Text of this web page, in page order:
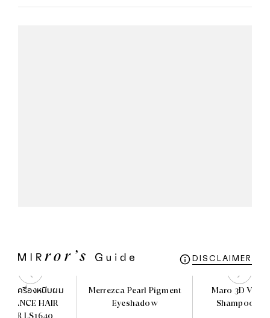
DISCLAIMER
เครื่องหนีบผม
HAIR
LS1640
Merrezca Pearl Pigment
Eyeshadow
Maro 3D
Shampoo